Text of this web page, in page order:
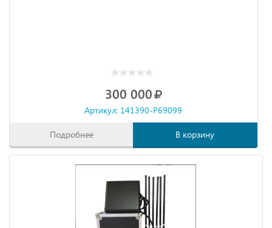
300 000
Артикул: 141390-P69099
Подробнее В корзину